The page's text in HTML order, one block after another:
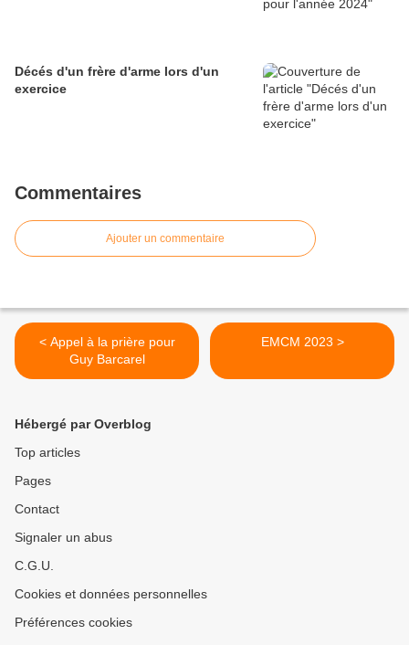
Décés d'un frère d'arme lors d'un
exercice
Commentaires
Ajouter un commentaire
< Appel à la prière pour
Guy Barcarel
EMCM 2023 >
Hébergé par Overblog
Top articles
Pages
Contact
Signaler un abus
C.G.U.
Cookies et données personnelles
Préférences cookies